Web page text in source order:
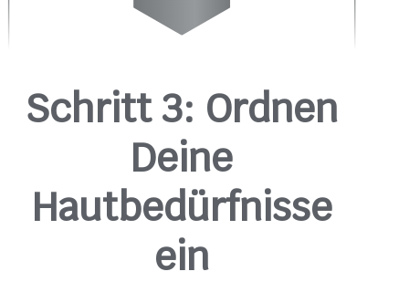
Schritt 3: Ordnen
Deine
Hautbedürfnisse
ein